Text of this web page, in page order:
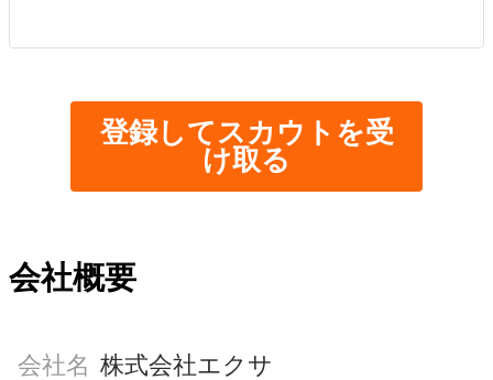
登録してスカウトを受
け取る
会社概要
会社名 株式会社エクサ